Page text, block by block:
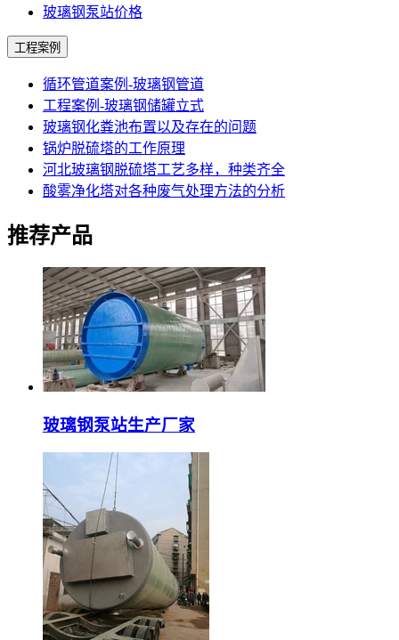
玻璃钢泵站价格
工程案例
循环管道案例-玻璃钢管道
工程案例-玻璃钢储罐立式
玻璃钢化粪池布置以及存在的问题
锅炉脱硫塔的工作原理
河北玻璃钢脱硫塔工艺多样，种类齐全
酸雾净化塔对各种废气处理方法的分析
推荐产品
玻璃钢泵站生产厂家